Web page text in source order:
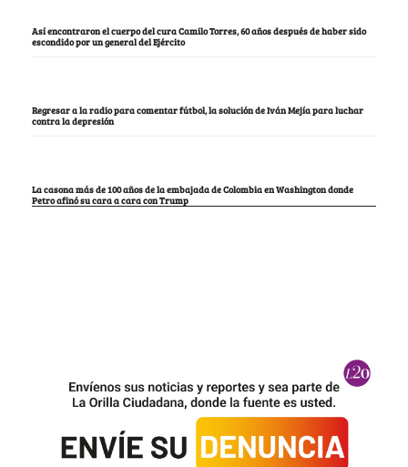
Así encontraron el cuerpo del cura Camilo Torres, 60 años después de haber sido
escondido por un general del Ejército
Regresar a la radio para comentar fútbol, la solución de Iván Mejía para luchar
contra la depresión
La casona más de 100 años de la embajada de Colombia en Washington donde
Petro afinó su cara a cara con Trump